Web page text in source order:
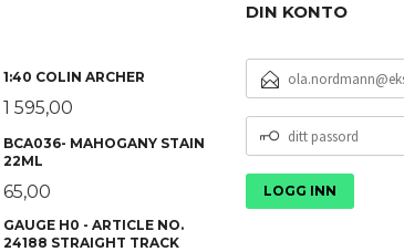
1:40 COLIN ARCHER
1 595,00
BCA036- MAHOGANY STAIN
22ML
65,00
GAUGE H0 - ARTICLE NO.
24188 STRAIGHT TRACK
DIN KONTO
POSTADRESSE
PASSORD